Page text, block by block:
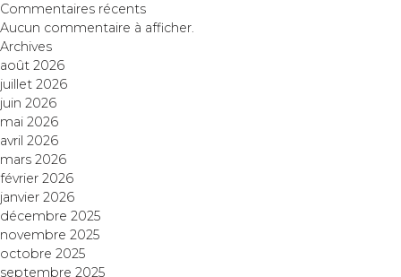
Commentaires récents
Aucun commentaire à afficher.
Archives
août 2026
juillet 2026
juin 2026
mai 2026
avril 2026
mars 2026
février 2026
janvier 2026
décembre 2025
novembre 2025
octobre 2025
septembre 2025